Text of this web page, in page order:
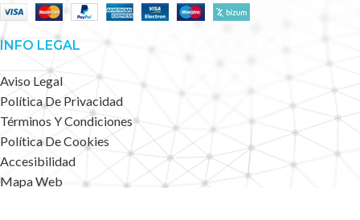
INFO LEGAL
Aviso Legal
Política De Privacidad
Términos Y Condiciones
Política De Cookies
Accesibilidad
Mapa Web